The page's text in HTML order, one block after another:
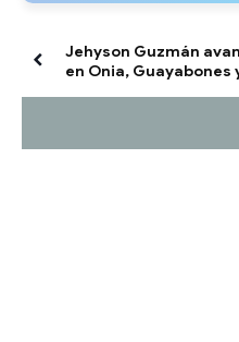
Jehyson Guzmán
en Onia, Guayabones